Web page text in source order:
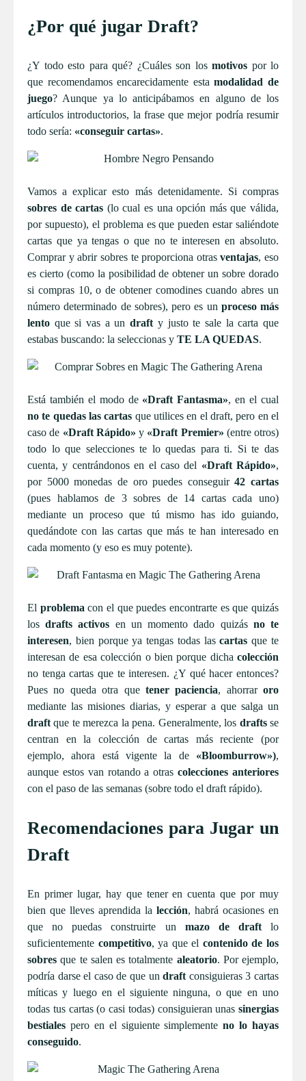
¿Por qué jugar Draft?
¿Y todo esto para qué? ¿Cuáles son los motivos por lo
que recomendamos encarecidamente estamodalidad de
juego? Aunque ya lo anticipábamos en alguno de los
artículos introductorios, la frase que mejor podría resumir
todo sería: «conseguir cartas».
Vamos a explicar esto más detenidamente. Si compras
sobres de cartas (lo cual es una opción más que válida,
por supuesto), el problema es que pueden estar saliéndote
cartas que ya tengas o que no te interesen en absoluto.
Comprar y abrir sobres te proporciona otrasventajas, eso
es cierto (como la posibilidad de obtener un sobre dorado
si compras 10, o de obtener comodines cuando abres un
número determinado de sobres), pero es un proceso más
lento que si vas a undrafty justo te sale la carta que
estabas buscando: la seleccionas y TE LA QUEDAS.
Está también el modo de «Draft Fantasma», en el cual
no te quedas las cartas que utilices en el draft, pero en el
caso de «Draft Rápido» y «Draft Premier» (entre otros)
todo lo que selecciones te lo quedas para ti. Si te das
cuenta, y centrándonos en el caso del «Draft Rápido»,
por 5000 monedas de oro puedes conseguir42 cartas
(pues hablamos de 3 sobres de 14 cartas cada uno)
mediante un proceso que tú mismo has ido guiando,
quedándote con las cartas que más te han interesado en
cada momento (y eso es muy potente).
El problemacon el que puedes encontrarte es que quizás
losdrafts activos en un momento dado quizás no te
interesen, bien porque ya tengas todas lascartas que te
interesan de esa colección o bien porque dicha colección
no tenga cartas que te interesen. ¿Y qué hacer entonces?
Pues no queda otra que tener paciencia, ahorrar oro
mediante las misiones diarias, y esperar a que salga un
draftque te merezca la pena. Generalmente, los draftsse
centran en la colección de cartas más reciente (por
ejemplo, ahora está vigente la de «Bloomburrow»),
aunque estos van rotando a otrascolecciones anteriores
con el paso de las semanas (sobre todo el draft rápido).
Recomendaciones para Jugar un
Draft
En primer lugar, hay que tener en cuenta que por muy
bien que lleves aprendida la lección, habrá ocasiones en
que no puedas construirte un mazo de draftlo
suficientemente competitivo, ya que el contenido de los
sobres que te salen es totalmente aleatorio. Por ejemplo,
podría darse el caso de que undraftconsiguieras 3 cartas
míticas y luego en el siguiente ninguna, o que en uno
todas tus cartas (o casi todas) consiguieran unas sinergias
bestiales pero en el siguiente simplementeno lo hayas
conseguido.